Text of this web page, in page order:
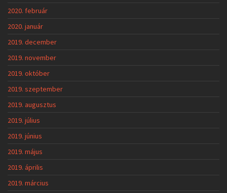
2020. február
2020. január
2019. december
2019. november
2019. október
2019. szeptember
2019. augusztus
2019. július
2019. június
2019. május
2019. április
2019. március